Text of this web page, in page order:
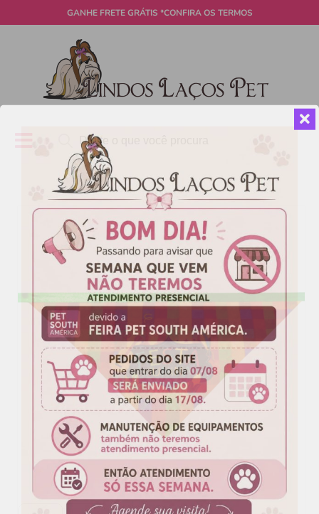
GANHE FRETE GRÁTIS *CONFIRA OS TERMOS